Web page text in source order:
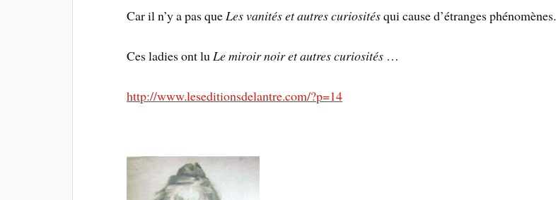
Car il n’y a pas queLes vanités et autres curiositésqui cause d’étranges phénomènes.
Ces ladies ont lu Le miroir noir et autres curiosités …
http://www.leseditionsdelantre.com/?p=14